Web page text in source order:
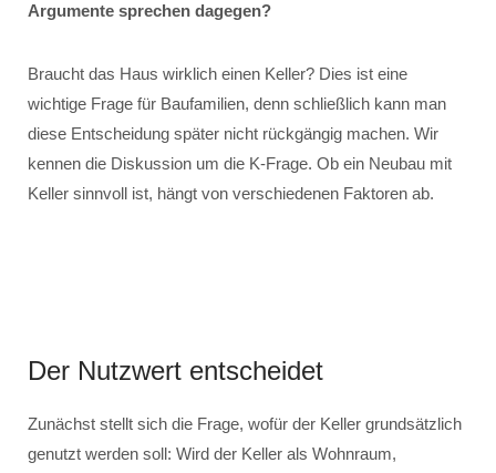
Argumente sprechen dagegen?
Braucht das Haus wirklich einen Keller? Dies ist eine
wichtige Frage für Baufamilien, denn schließlich kann man
diese Entscheidung später nicht rückgängig machen. Wir
kennen die Diskussion um die K-Frage. Ob ein Neubau mit
Keller sinnvoll ist, hängt von verschiedenen Faktoren ab.
Der Nutzwert entscheidet
Zunächst stellt sich die Frage, wofür der Keller grundsätzlich
genutzt werden soll: Wird der Keller als Wohnraum,